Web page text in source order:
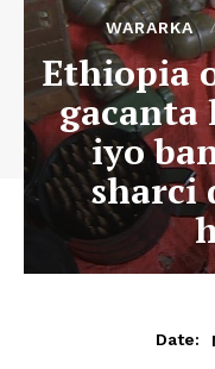
WARARKA
Ethiopia
gacanta
iyo
sharci
Date: